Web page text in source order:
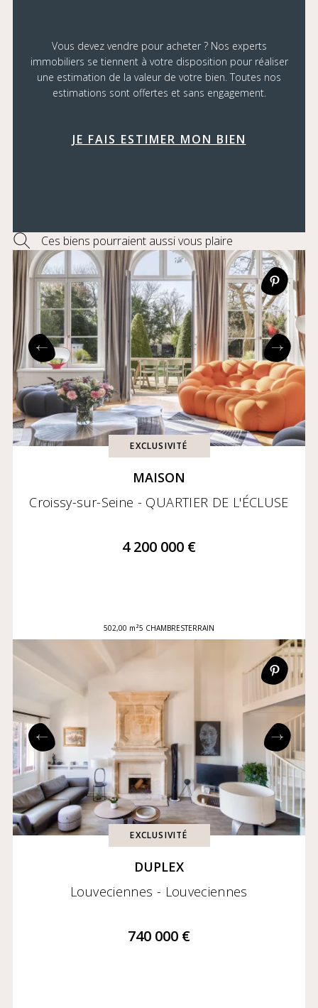
Vous devez vendre pour acheter ? Nos experts
immobiliers se tiennent à votre disposition pour réaliser
une estimation de la valeur de votre bien. Toutes nos
estimations sont offertes et sans engagement.
JE FAIS ESTIMER MON BIEN
Ces biens pourraient aussi vous plaire
EXCLUSIVITÉ
MAISON
Croissy-sur-Seine - QUARTIER DE L'ÉCLUSE
4 200 000 €
502,00 m²5 CHAMBRESTERRAIN
EXCLUSIVITÉ
DUPLEX
Louveciennes - Louveciennes
740 000 €